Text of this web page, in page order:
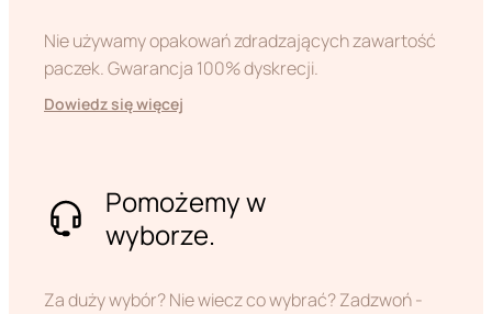
Nie używamy opakowań zdradzających zawartość
paczek. Gwarancja 100% dyskrecji.
Dowiedz się więcej
Pomożemy w
wyborze.
Za duży wybór? Nie wiecz co wybrać? Zadzwoń -